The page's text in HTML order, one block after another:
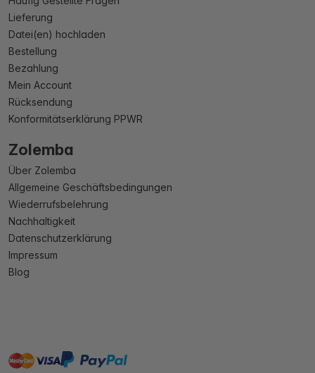
Lieferung
Datei(en) hochladen
Bestellung
Bezahlung
Mein Account
Rücksendung
Konformitätserklärung PPWR
Zolemba
Über Zolemba
Allgemeine Geschäftsbedingungen
Wiederrufsbelehrung
Nachhaltigkeit
Datenschutzerklärung
Impressum
Blog
mastervisa paypal